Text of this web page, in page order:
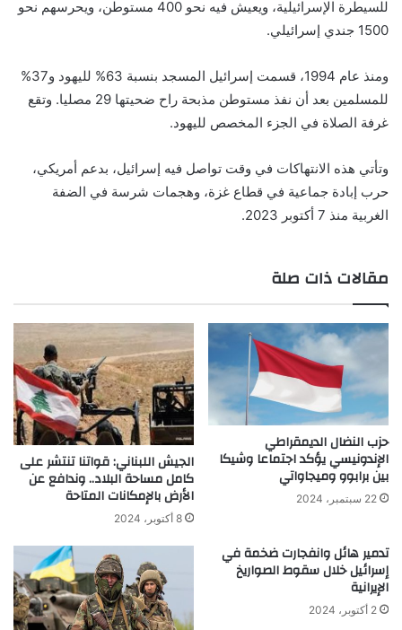
للسيطرة الإسرائيلية، ويعيش فيه نحو 400 مستوطن، ويحرسهم نحو
1500 جندي إسرائيلي.
ومنذ عام 1994، قسمت إسرائيل المسجد بنسبة 63% لليهود و37%
للمسلمين بعد أن نفذ مستوطن مذبحة راح ضحيتها 29 مصليا. وتقع
غرفة الصلاة في الجزء المخصص لليهود.
وتأتي هذه الانتهاكات في وقت تواصل فيه إسرائيل، بدعم أمريكي،
حرب إبادة جماعية في قطاع غزة، وهجمات شرسة في الضفة
الغربية منذ 7 أكتوبر 2023.
مقالات ذات صلة
حزب النضال الديمقراطي
الإندونيسي يؤكد اجتماعا وشيكا
بين برابوو وميجاواتي
22 سبتمبر، 2024
الجيش اللبناني: قواتنا تنتشر على
كامل مساحة البلاد.. وندافع عن
الأرض بالإمكانات المتاحة
8 أكتوبر، 2024
تدمير هائل وانفجارت ضخمة في
إسرائيل خلال سقوط الصواريخ
الإيرانية
2 أكتوبر، 2024